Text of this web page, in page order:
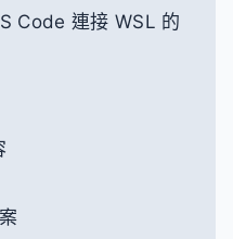
Code 連接 WSL 的